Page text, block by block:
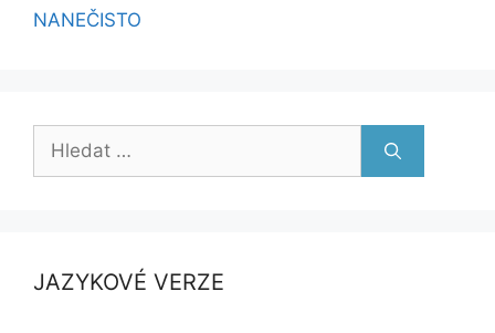
NANEČISTO
Hledat:
JAZYKOVÉ VERZE